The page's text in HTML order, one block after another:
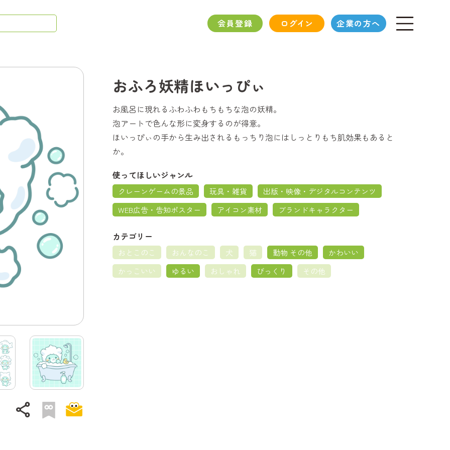
会員登録 ログイン 企業の方へ
share
おふろ妖精ほいっぴぃ
お風呂に現れるふわふわもちもちな泡の妖精。
泡アートで色んな形に変身するのが得意。
ほいっぴぃの手から生み出されるもっちり泡にはしっとりもち肌効果もあると
か。
使ってほしいジャンル
クレーンゲームの景品 玩具・雑貨
出版・映像・デジタルコンテンツ
WEB広告・告知ポスター
アイコン素材 ブランドキャラクター
カテゴリー
おとこのこ おんなのこ 犬 猫 動物 その他
かわいい
かっこいい
ゆるい おしゃれ びっくり その他